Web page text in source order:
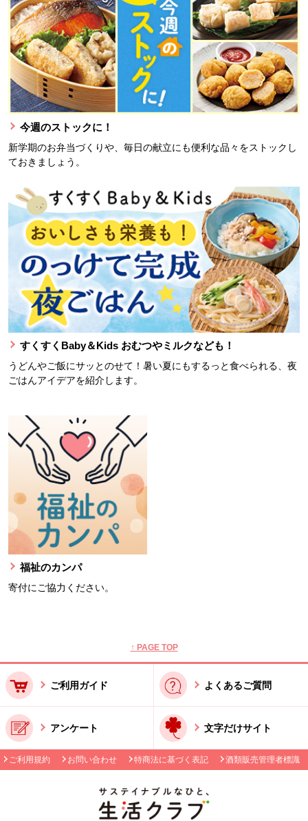
今週のストックに！
新学期のお弁当づくりや、毎日の献立にも便利な品々をストックし
ておきましょう。
すくすくBaby＆Kids おむつやミルクなども！
うどんやご飯にサッとのせて！暑い夏にもするっと食べられる、夜
ごはんアイデアを紹介します。
福祉のカンパ
寄付にご協力ください。
↑ PAGE TOP
ご利用ガイド よくあるご質問
アンケート 文字だけサイト
ご利用規約 お問い合わせ 特商法に基づく表記 酒類販売管理者標識